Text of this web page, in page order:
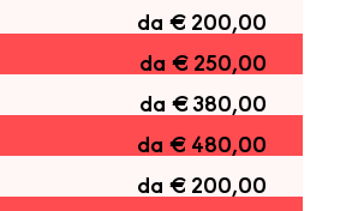
da € 200,00
da € 250,00
da € 380,00
da € 480,00
da € 200,00